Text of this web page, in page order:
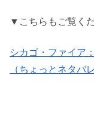
▼こちらもご覧く
シカゴ・ファイア
（ちょっとネタバレ